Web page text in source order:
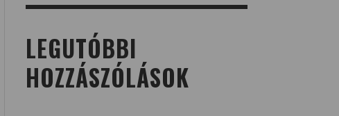
LEGUTÓBBI
HOZZÁSZÓLÁSOK